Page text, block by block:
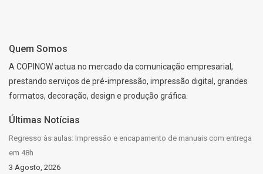
Quem Somos
A COPINOW actua no mercado da comunicação empresarial,
prestando serviços de pré-impressão, impressão digital, grandes
formatos, decoração, design e produção gráfica.
Últimas Notícias
Regresso às aulas: Impressão e encapamento de manuais com entrega
em 48h
3 Agosto, 2026